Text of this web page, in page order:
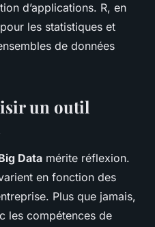
d’applications. R, en
les statistiques et
de données
un outil
Data mérite réflexion.
en fonction des
Plus que jamais,
les compétences de